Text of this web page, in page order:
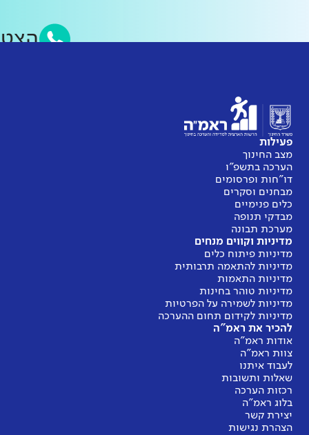
פעילות
מצב החינוך
הערכה בתשפ"ו
דו"חות ופרסומים
מבחנים וסקרים
כלים פנימיים
מבדקי תנופה
מערכת תבונה
מדיניות וקווים מנחים
מדיניות פיתוח כלים
מדיניות להתאמה תרבותית
מדיניות התאמות
מדיניות טוהר בחינות
מדיניות לשמירה על הפרטיות
מדיניות לקידום תחום ההערכה
להכיר את ראמ"ה
אודות ראמ"ה
צוות ראמ"ה
לעבוד איתנו
שאלות ותשובות
רכזות הערכה
בלוג ראמ"ה
יצירת קשר
הצהרת נגישות